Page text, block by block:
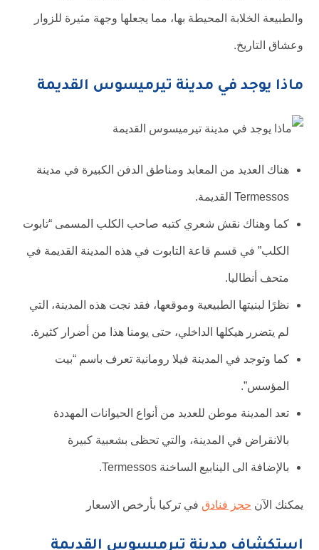
والطبيعة الخلابة المحيطة بها، مما يجعلها وجهة مثيرة للزوار
وعشاق التاريخ.
ماذا يوجد في مدينة تيرميسوس القديمة
هناك العديد من المعابد ومناطق الدفن الكبيرة في مدينة
Termessos القديمة.
كما وهناك نقش شعري كتبه صاحب الكلب المسمى “تابوت
الكلب” في قسم قاعة التابوت في هذه المدينة القديمة في
متحف أنطاليا.
نظرًا لبنيتها الطبيعية وموقعها، فقد نجت هذه المدينة، التي
لم يتضرر هيكلها الداخلي، حتى يومنا هذا من أضرار كثيرة.
كما وتوجد في المدينة فيلا رومانية تعرف باسم “بيت
المؤسس”.
تعد المدينة موطن للعديد من أنواع الحيوانات المهددة
بالانقراض في المدينة، والتي تحظى بشعبية كبيرة
بالإضافة الى الينابيع الساخنة Termessos.
يمكنك الآن حجز فنادقفي تركيا بأرخص الاسعار
استكشاف مدينة تيرميسوس القديمة